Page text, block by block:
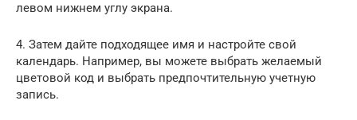
левом нижнем углу экрана.
4. Затем дайте подходящее имя и настройте свой
календарь. Например, вы можете выбрать желаемый
цветовой код и выбрать предпочтительную учетную
запись.